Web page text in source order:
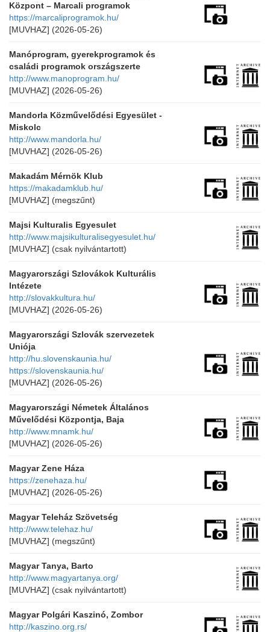
Központ – Marcali programok
https://marcaliprogramok.hu/
[MUVHAZ] (2026-05-26)
Manóprogram, gyerekprogramok és
családi programok országszerte
http://www.manoprogram.hu/
[MUVHAZ] (2026-05-26)
Mandorla Közművelődési Egyesület -
Miskolc
http://www.mandorla.hu/
[MUVHAZ] (2026-05-26)
Makadám Mérnök Klub
https://makadamklub.hu/
[MUVHAZ] (megszűnt)
Majsi Kulturalis Egyesulet
http://www.majsikulturalisegyesulet.hu/
[MUVHAZ] (csak nyilvántartott)
Magyarországi Szlovákok Kulturális
Intézete
http://slovakkultura.hu/
[MUVHAZ] (2026-05-26)
Magyarországi Szlovák szervezetek
Uniója
http://hu.slovenskaunia.hu/
https://slovenskaunia.hu/
[MUVHAZ] (2026-05-26)
Magyarországi Németek Általános
Művelődési Központja, Baja
http://www.mnamk.hu/
[MUVHAZ] (2026-05-26)
Magyar Zene Háza
https://zenehaza.hu/
[MUVHAZ] (2026-05-26)
Magyar Teleház Szövetség
http://www.telehaz.hu/
[MUVHAZ] (megszűnt)
Magyar Tanya, Barto
http://www.magyartanya.org/
[MUVHAZ] (csak nyilvántartott)
Magyar Polgári Kaszinó, Zombor
http://kaszino.org.rs/